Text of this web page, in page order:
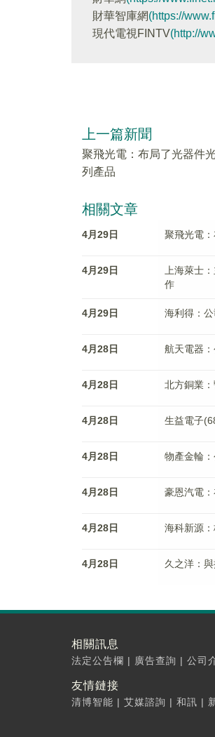
財華智庫網(https://
現代電視FINTV(http://
上一篇新聞
聚飛光電：布局了光器件
列產品
相關文章
4月29日 聚飛光電
4月29日
上海萊士
作
4月29日 海利得：
4月28日 航天電器
4月28日 北方銅業
4月28日 生益電子
4月28日 物產金輪
4月28日 豪恩汽電
4月28日 海科新源
4月28日 久之洋：
相關訊息
法定公告欄 | 廣告查詢 | 公司
友情鏈接
清博智能 | 艾媒諮詢 | 和訊 |